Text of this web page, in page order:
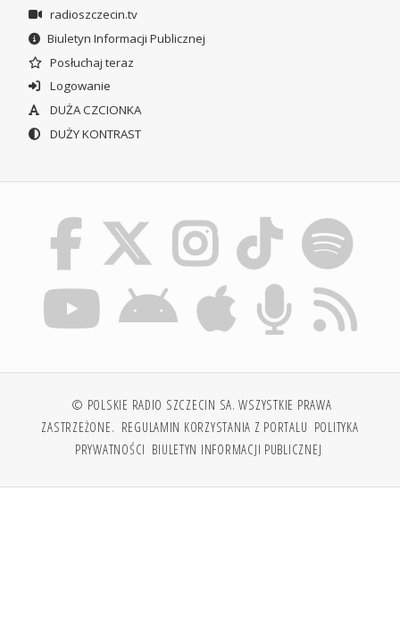
radioszczecin.tv
Biuletyn Informacji Publicznej
Posłuchaj teraz
Logowanie
DUŻA CZCIONKA
DUŻY KONTRAST
© POLSKIE RADIO SZCZECIN SA. WSZYSTKIE PRAWA
ZASTRZEŻONE. REGULAMIN KORZYSTANIA Z PORTALU POLITYKA
PRYWATNOŚCI BIULETYN INFORMACJI PUBLICZNEJ